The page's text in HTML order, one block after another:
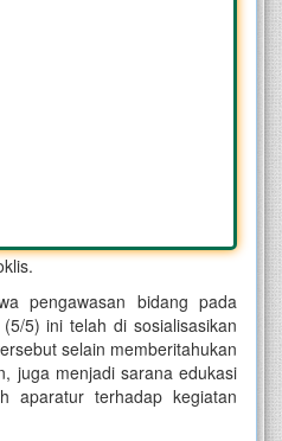
pengawasan bidang pada
5) ini telah di sosialisasikan
selain memberitahukan
juga menjadi sarana edukasi
aparatur terhadap kegiatan